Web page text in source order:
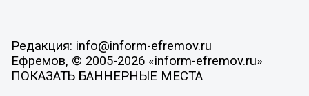
Редакция: info@inform-efremov.ru
Ефремов, © 2005-2026 «inform-efremov.ru»
ПОКАЗАТЬ БАННЕРНЫЕ МЕСТА